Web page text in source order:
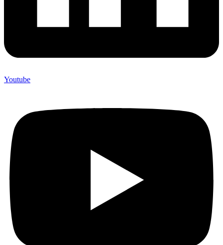
Youtube